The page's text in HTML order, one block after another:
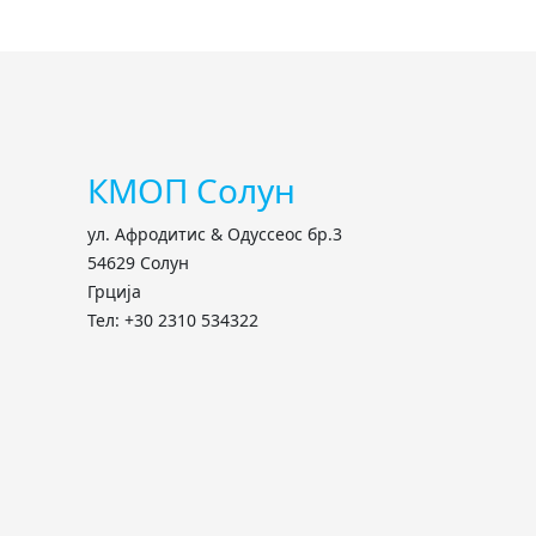
КМОП Солун
ул. Афродитис & Одуссеос бр.3
54629 Солун
Грција
Тел: +30 2310 534322